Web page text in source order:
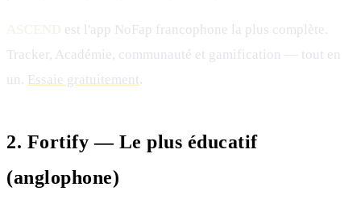
est l'app NoFap francophone la plus complète.
Tracker, Académie, communauté et gamification — tout en
un. Essaie gratuitement.
2. Fortify — Le plus éducatif
(anglophone)